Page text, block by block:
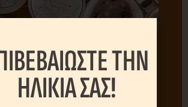
ΜΠΥΡΑΣ- ΤΡΟΠΟΙ
ΤΗΝ
ΗΛΙΚΙΑ ΣΑΣ!